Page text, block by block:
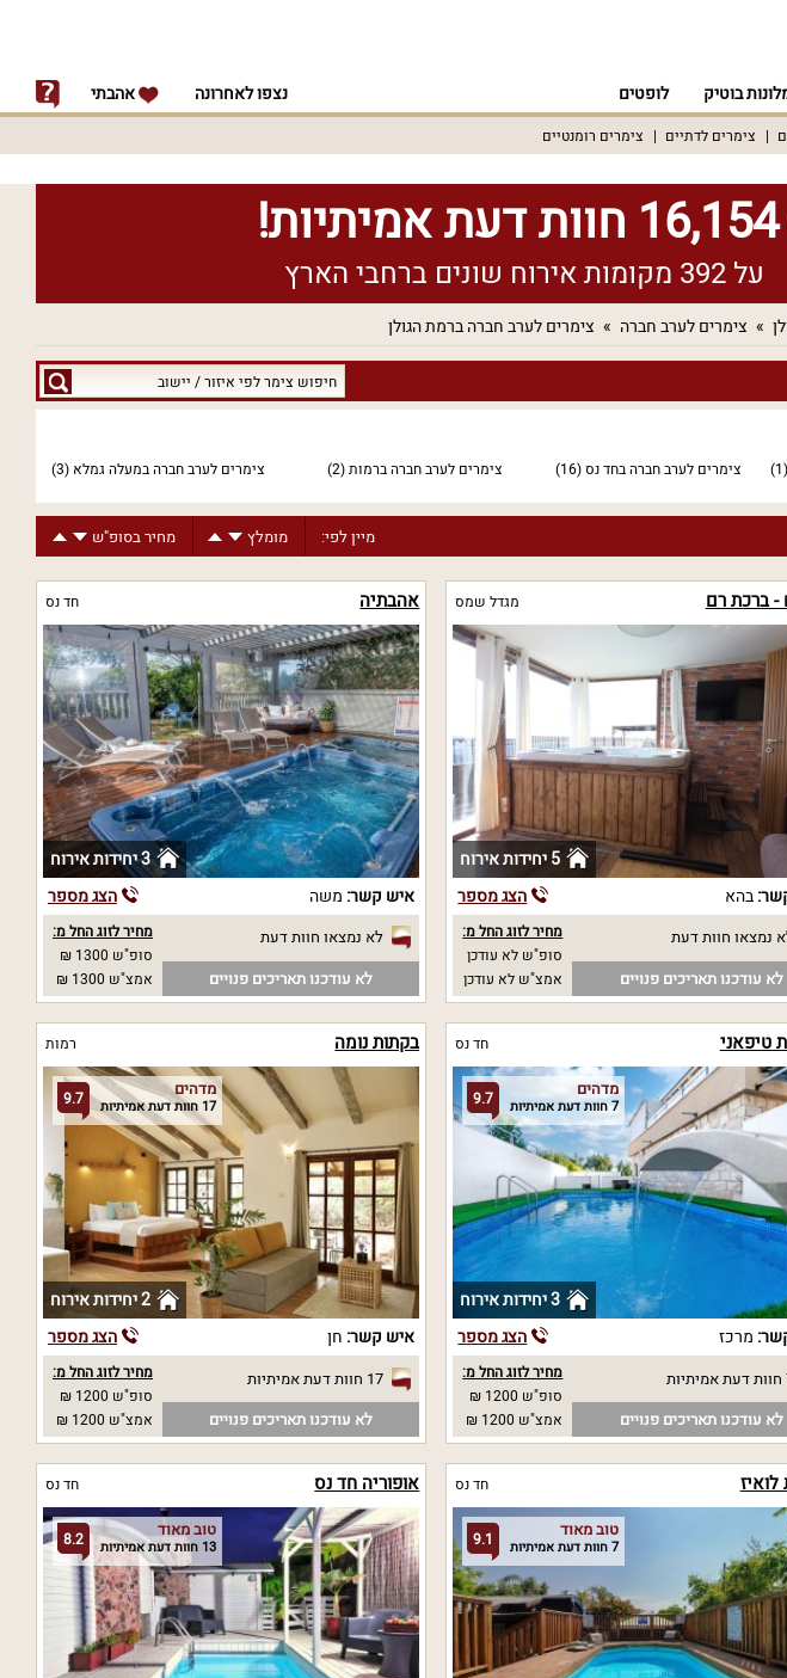
בוטיק לופטים נצפו לאחרונה אהבתי
צימרים לדתיים צימרים רומנטיים
16,154 חוות דעת אמיתיות!
על 392 מקומות אירוח שונים ברחבי הארץ
צימרים לערב חברה צימרים לערב חברה ברמת הגולן
חיפוש
צימר
איזור
יישוב
צימרים לערב חברה בחד נס(16) צימרים לערב חברה ברמות(2) צימרים לערב חברה במעלה גמלא (3)
מיין לפי: מומלץ מחיר בסופ"ש
- ברכת רם מגדל שמס
5 יחידות אירוח
בהא הצג מספר
נמצאו חוות דעת
לא עודכנו תאריכים פנויים
מחיר לזוג החל מ:
סופ"ש לא עודכן
אמצ"ש לא עודכן
אהבתיה חד נס
3 יחידות אירוח
איש קשר: משה הצג מספר
לא נמצאו חוות דעת
לא עודכנו תאריכים פנויים
מחיר לזוג החל מ:
סופ"ש 1300 ₪
אמצ"ש 1300 ₪
טיפאני חד נס
9.7 מדהים
7 חוות דעת אמיתיות
3 יחידות אירוח
מרכז הצג מספר
לא עודכנו תאריכים פנויים
מחיר לזוג החל מ:
סופ"ש 1200 ₪
אמצ"ש 1200 ₪
בקתות נומה רמות
9.7 מדהים
17 חוות דעת אמיתיות
2 יחידות אירוח
איש קשר: חן הצג מספר
17 חוות דעת אמיתיות
לא עודכנו תאריכים פנויים
מחיר לזוג החל מ:
סופ"ש 1200 ₪
אמצ"ש 1200 ₪
חד נס
9.1 טוב מאוד
7 חוות דעת אמיתיות
אופוריה חד נס חד נס
8.2 טוב מאוד
13 חוות דעת אמיתיות